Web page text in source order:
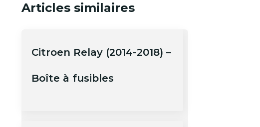
Articles similaires
Citroen Relay (2014-2018) –
Boîte à fusibles